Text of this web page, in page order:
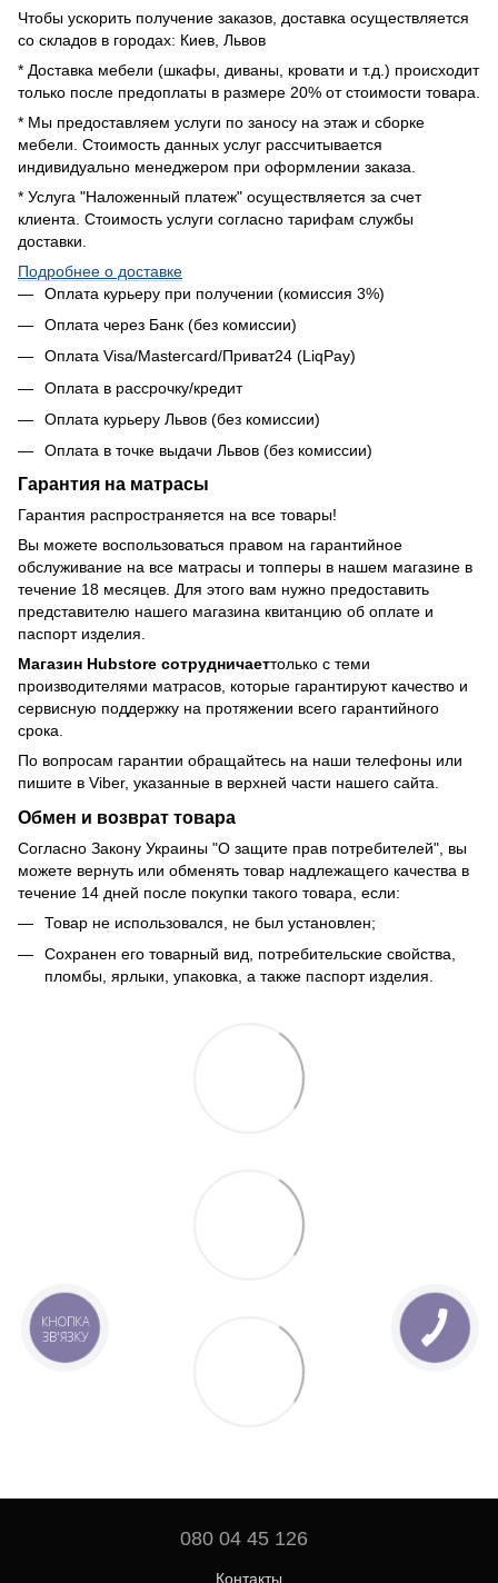
Чтобы ускорить получение заказов, доставка осуществляется
со складов в городах: Киев, Львов
* Доставка мебели (шкафы, диваны, кровати и т.д.) происходит
только после предоплаты в размере 20% от стоимости товара.
* Мы предоставляем услуги по заносу на этаж и сборке
мебели. Стоимость данных услуг рассчитывается
индивидуально менеджером при оформлении заказа.
* Услуга "Наложенный платеж" осуществляется за счет
клиента. Стоимость услуги согласно тарифам службы
доставки.
Подробнее о доставке
Оплата курьеру при получении (комиссия 3%)
Оплата через Банк (без комиссии)
Оплата Visa/Mastercard/Приват24 (LiqPay)
Оплата в рассрочку/кредит
Оплата курьеру Львов (без комиссии)
Оплата в точке выдачи Львов (без комиссии)
Гарантия на матрасы
Гарантия распространяется на все товары!
Вы можете воспользоваться правом на гарантийное
обслуживание на все матрасы и топперы в нашем магазине в
течение 18 месяцев. Для этого вам нужно предоставить
представителю нашего магазина квитанцию об оплате и
паспорт изделия.
Магазин Hubstore сотрудничаеттолько с теми
производителями матрасов, которые гарантируют качество и
сервисную поддержку на протяжении всего гарантийного
срока.
По вопросам гарантии обращайтесь на наши телефоны или
пишите в Viber, указанные в верхней части нашего сайта.
Обмен и возврат товара
Согласно Закону Украины "О защите прав потребителей", вы
можете вернуть или обменять товар надлежащего качества в
течение 14 дней после покупки такого товара, если:
Товар не использовался, не был установлен;
Сохранен его товарный вид, потребительские свойства,
пломбы, ярлыки, упаковка, а также паспорт изделия.
080 04 45 126
Контакты
КНОПКА
ЗВ'ЯЗКУ